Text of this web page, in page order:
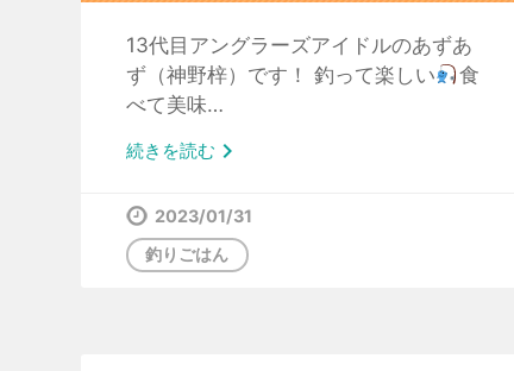
13代目アングラーズアイドルのあずあ
ず（神野梓）です！ 釣って楽しい
食
べて美味…
続きを読む
2023/01/31
釣りごはん